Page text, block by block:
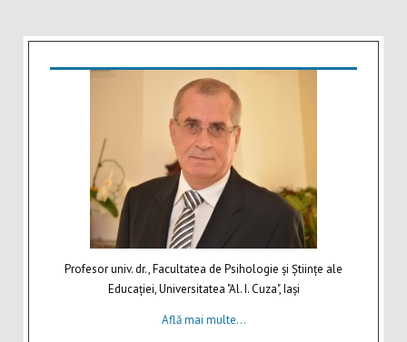
Profesor univ. dr., Facultatea de Psihologie şi Ştiinţe ale
Educaţiei, Universitatea "Al. I. Cuza", Iaşi
Află mai multe...